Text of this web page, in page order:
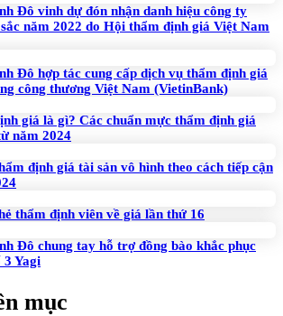
Đô vinh dự đón nhận danh hiệu công ty
năm 2022 do Hội thẩm định giá Việt Nam
Đô hợp tác cung cấp dịch vụ thẩm định giá
công thương Việt Nam (VietinBank)
giá là gì? Các chuẩn mực thẩm định giá
năm 2024
định giá tài sản vô hình theo cách tiếp cận
thẩm định viên về giá lần thứ 16
Đô chung tay hỗ trợ đồng bào khắc phục
3 Yagi
mục